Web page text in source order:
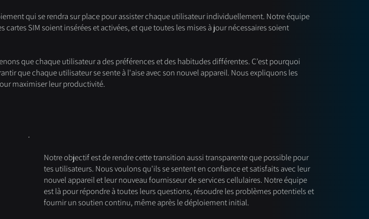
qui se rendra sur place pour assister chaque utilisateur individuellement. Notre équipe
SIM soient insérées et activées, et que toutes les mises à jour nécessaires soient
que chaque utilisateur a des préférences et des habitudes différentes. C'est pourquoi
que chaque utilisateur se sente à l'aise avec son nouvel appareil. Nous expliquons les
maximiser leur productivité.
Notre objectif est de rendre cette transition aussi transparente que possible pour
tes utilisateurs. Nous voulons qu'ils se sentent en confiance et satisfaits avec leur
nouvel appareil et leur nouveau fournisseur de services cellulaires. Notre équipe
est là pour répondre à toutes leurs questions, résoudre les problèmes potentiels et
fournir un soutien continu, même après le déploiement initial.